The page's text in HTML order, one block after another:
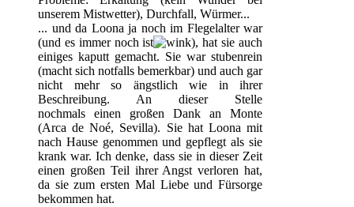
unserem Mistwetter), Durchfall, Würmer...
... und da Loona ja noch im Flegelalter war
(und es immer noch ist
), hat sie auch
einiges kaputt gemacht. Sie war stubenrein
(macht sich notfalls bemerkbar) und auch gar
nicht mehr so ängstlich wie in ihrer
Beschreibung. An dieser Stelle
nochmals einen großen Dank an Monte
(Arca de Noé, Sevilla). Sie hat Loona mit
nach Hause genommen und gepflegt als sie
krank war. Ich denke, dass sie in dieser Zeit
einen großen Teil ihrer Angst verloren hat,
da sie zum ersten Mal Liebe und Fürsorge
bekommen hat.